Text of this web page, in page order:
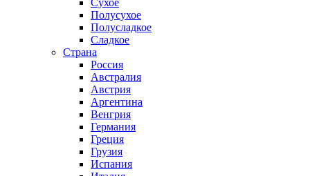
Сухое
Полусухое
Полусладкое
Сладкое
Страна
Россия
Австралия
Австрия
Аргентина
Венгрия
Германия
Греция
Грузия
Испания